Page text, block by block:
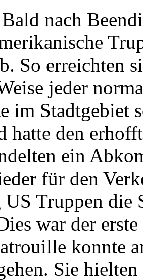
Bald nach
So erreichten
jeder
im Stadtgebiet
hatte den
ein
für den
US Truppen
war der
konnte
Sie